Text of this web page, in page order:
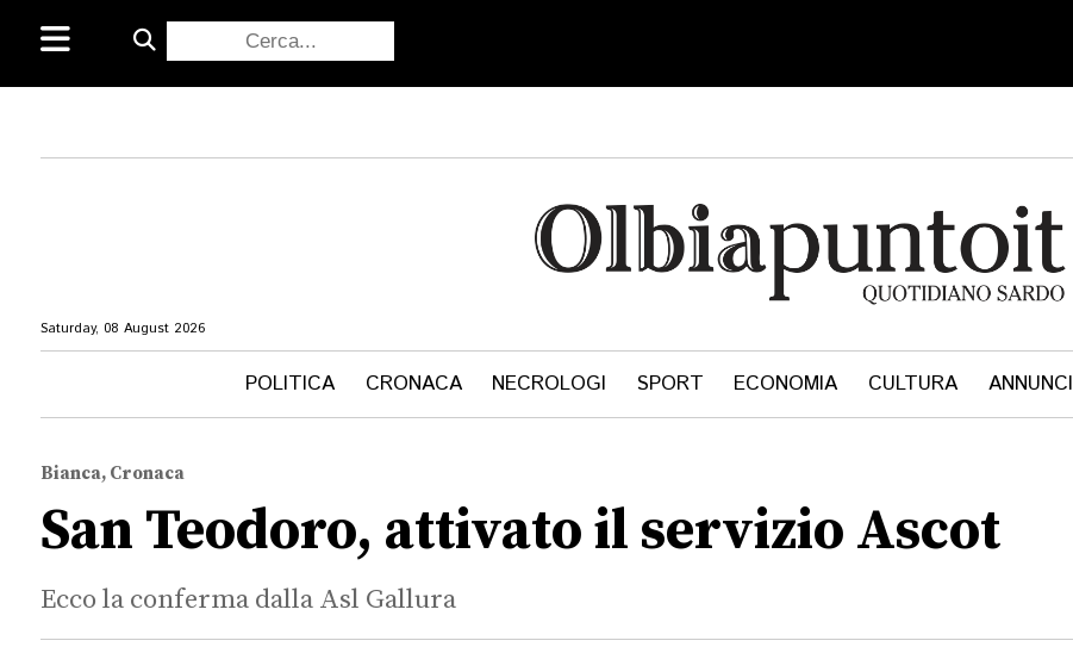
Saturday, 08 August 2026
POLITICA CRONACA NECROLOGI SPORT ECONOMIA CULTURA ANNUNCI
Bianca, Cronaca
San Teodoro, attivato il servizio Ascot
Ecco la conferma dalla Asl Gallura